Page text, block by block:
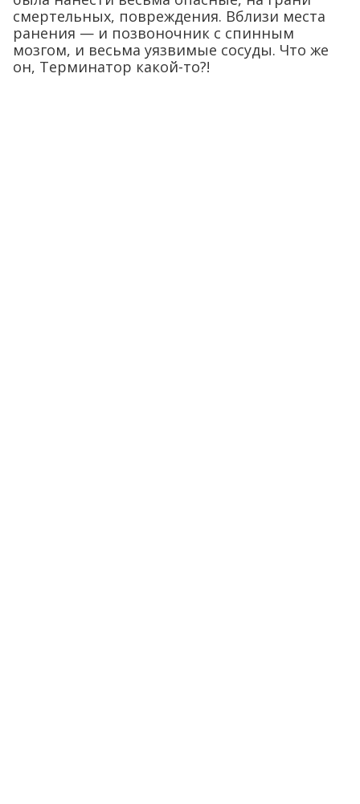
смертельных, повреждения. Вблизи места
ранения — и позвоночник с спинным
мозгом, и весьма уязвимые сосуды. Что же
он, Терминатор какой-то?!